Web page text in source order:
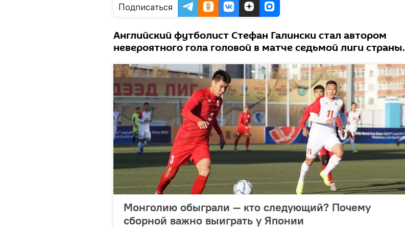
Подписаться
Английский футболист Стефан Галински стал автором
невероятного гола головой в матче седьмой лиги страны.
Монголию обыграли — кто следующий? Почему
сборной важно выиграть у Японии